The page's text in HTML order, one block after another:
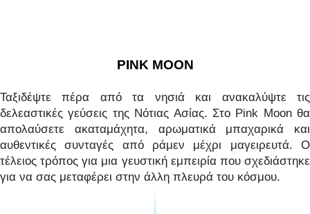
PINK MOON
Ταξιδέψτε πέρα από τα νησιά και ανακαλύψτε τις
δελεαστικές γεύσεις της Νότιας Ασίας. Στο Pink Moon θα
απολαύσετε ακαταμάχητα, αρωματικά μπαχαρικά και
αυθεντικές συνταγές από ράμεν μέχρι μαγειρευτά. Ο
τέλειος τρόπος για μια γευστική εμπειρία που σχεδιάστηκε
για να σας μεταφέρει στην άλλη πλευρά του κόσμου.